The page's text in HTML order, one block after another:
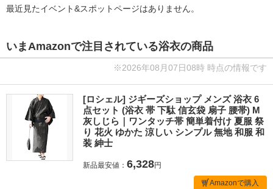
最近見たイベント&スポットページはありません。
いまAmazonで注目されている浴衣の商品
※2026年08月07日08時 時点の情報です
[ロシェル] ジギーズショップ メンズ 浴衣 6
点セット (浴衣 帯 下駄 信玄袋 扇子 腰帯) M
灰しじら｜ワンタッチ帯 簡単着付け 夏服 祭
り 花火 ゆかた 涼しい シンプル 無地 和服 和
装 紳士
新品最安値： 6,328円
Amazonで購入